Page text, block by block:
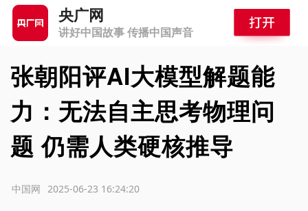
央广网
讲好中国故事 传播中国声音
张朝阳评AI大模型解题能
力：无法自主思考物理问
题 仍需人类硬核推导
2025-06-23 16:24:20
中国网